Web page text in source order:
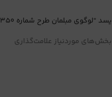
مبلمان طرح شماره 350”
بخش‌های موردنیاز علامت‌گذاری